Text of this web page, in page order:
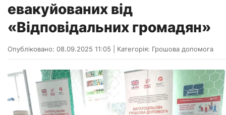
евакуйованих від
«Відповідальних громадян»
Опубліковано: 08.09.2025 11:05 Категорія: Грошова допомога